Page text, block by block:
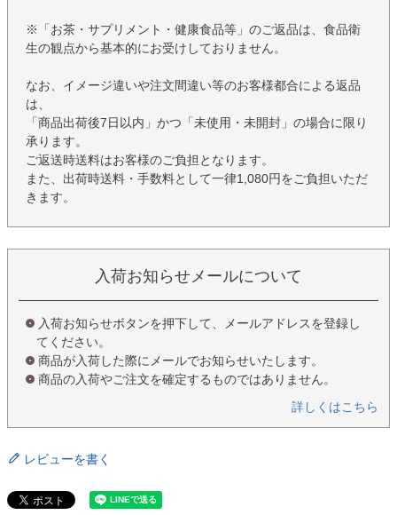
※「お茶・サプリメント・健康食品等」のご返品は、食品衛
生の観点から基本的にお受けしておりません。
なお、イメージ違いや注文間違い等のお客様都合による返品
は、
「商品出荷後7日以内」かつ「未使用・未開封」の場合に限り
承ります。
ご返送時送料はお客様のご負担となります。
また、出荷時送料・手数料として一律1,080円をご負担いただ
きます。
入荷お知らせメールについて
入荷お知らせボタンを押下して、メールアドレスを登録し
てください。
商品が入荷した際にメールでお知らせいたします。
商品の入荷やご注文を確定するものではありません。
詳しくはこちら
レビューを書く